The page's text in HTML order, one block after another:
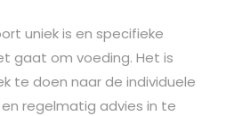
uniek is en specifieke
gaat om voeding. Het is
te doen naar de individuele
regelmatig advies in te